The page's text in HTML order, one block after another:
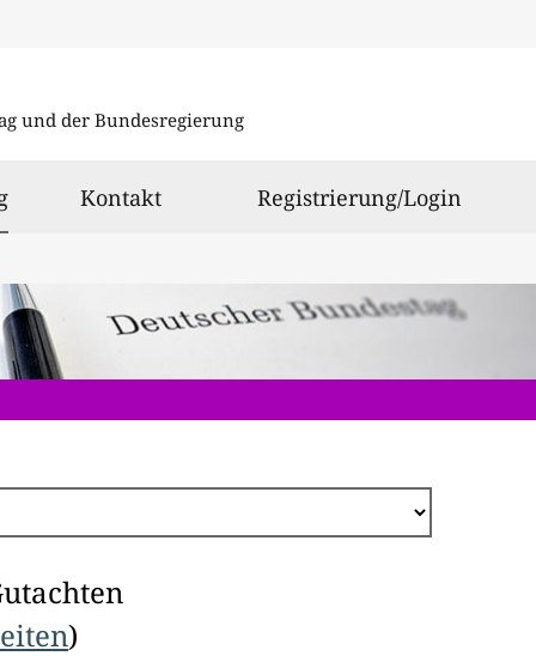
und der Bundesregierung
ausgewählt
Kontakt Registrierung/Login
)